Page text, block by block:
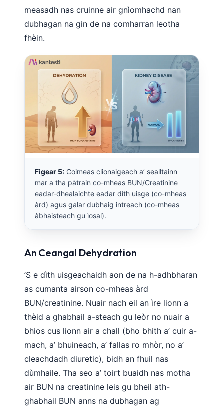
measadh nas cruinne air gnìomhachd nan
dubhagan na gin de na comharran leotha
fhèin.
Figear 5: Coimeas clionaigeach a’ sealltainn
mar a tha pàtrain co-mheas BUN/Creatinine
eadar-dhealaichte eadar dìth uisge (co-mheas
àrd) agus galar dubhaig intreach (co-mheas
àbhaisteach gu ìosal).
An Ceangal Dehydration
’S e dìth uisgeachaidh aon de na h-adhbharan
as cumanta airson co-mheas àrd
BUN/creatinine. Nuair nach eil an ìre lionn a
thèid a ghabhail a-steach gu leòr no nuair a
bhios cus lionn air a chall (bho bhith a’ cuir a-
mach, a’ bhuineach, a’ fallas ro mhòr, no a’
cleachdadh diuretic), bidh an fhuil nas
dùmhaile. Tha seo a’ toirt buaidh nas motha
air BUN na creatinine leis gu bheil ath-
ghabhail BUN anns na dubhagan ag